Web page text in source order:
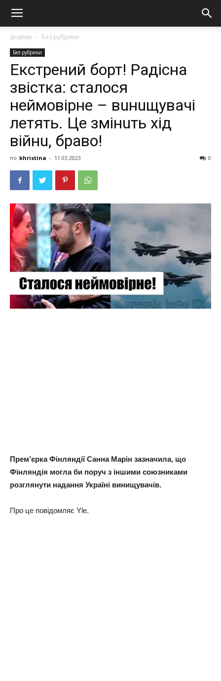
додому Без рубрики
Без рубрики
Екстрений борт! Радісна
звістка: сталося
неймовірне – вuнuщувачі
летять. Це змінuть хід
війнu, браво!
по khristina - 11.03.2023 0
Прем’єрка Фінляндії Санна Марін зазначила, що
Фінляндія могла би поруч з іншими союзниками
розглянути надання Україні винищувачів.
Про це повідомляє Yle.